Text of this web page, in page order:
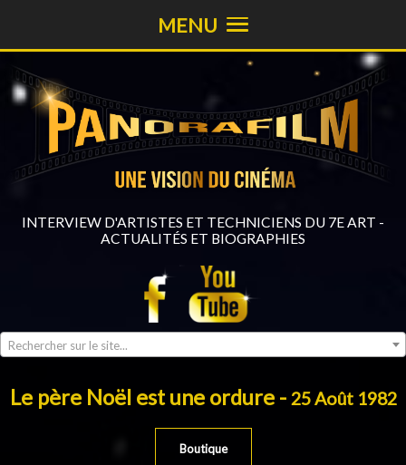
INTERVIEW D'ARTISTES ET TECHNICIENS DU 7E ART -
ACTUALITÉS ET BIOGRAPHIES
Rechercher sur le site...
MENU
Le père Noël est une ordure - 25 Août 1982
Boutique